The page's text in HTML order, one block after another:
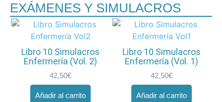
EXÁMENES Y SIMULACROS
Libro 10 Simulacros
Enfermería (Vol. 2)
42,50€
Añadir al carrito
Libro 10 Simulacros
Enfermería (Vol. 1)
42,50€
Añadir al carrito